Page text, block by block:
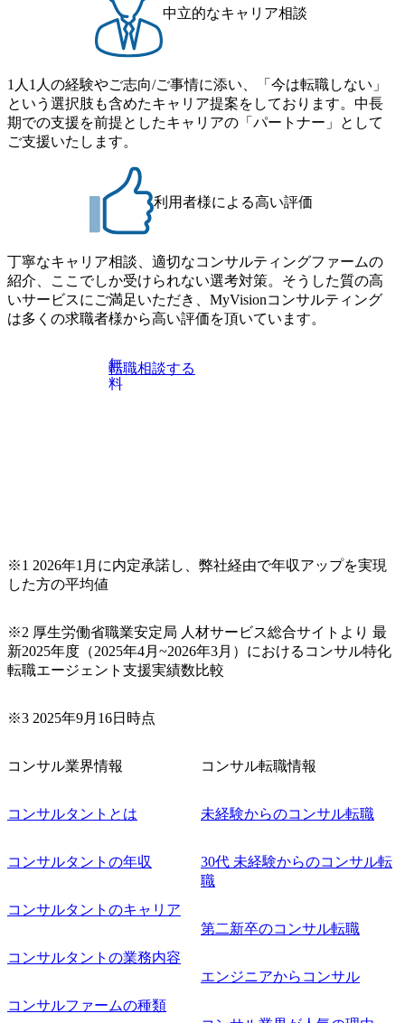
ジメン
、開
ース
業に
ジネス
技
く機能
ビスの
の明確
マップ
セールス活動(セールスのリ
ードは問い合わせや紹介とい
中立的なキャリア相談
1人1人の経験やご志向/ご事情に添い、「今は転職しない」
という選択肢も含めたキャリア提案をしております。中長
期での支援を前提としたキャリアの「パートナー」として
ご支援いたします。
利用者様による高い評価
丁寧なキャリア相談、適切なコンサルティングファームの
紹介、ここでしか受けられない選考対策。そうした質の高
いサービスにご満足いただき、MyVisionコンサルティング
は多くの求職者様から高い評価を頂いています。
無
料
転職相談する
※1 2026年1月に内定承諾し、弊社経由で年収アップを実現
した方の平均値
※2 厚生労働省職業安定局 人材サービス総合サイトより 最
新2025年度（2025年4月~2026年3月）におけるコンサル特化
転職エージェント支援実績数比較
※3 2025年9月16日時点
コンサル業界情報
コンサルタントとは
コンサルタントの年収
コンサルタントのキャリア
コンサルタントの業務内容
コンサルファームの種類
コンサル転職情報
未経験からのコンサル転職
30代 未経験からのコンサル転
職
第二新卒のコンサル転職
エンジニアからコンサル